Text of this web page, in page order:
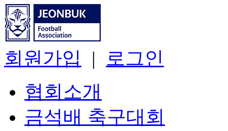
회원가입 | 로그인
협회소개
금석배 축구대회